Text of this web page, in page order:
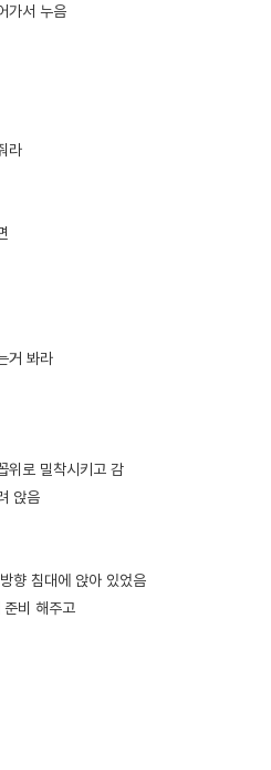
가서 누음
라
거 봐라
위로 밀착시키고 감
앉음
향 침대에 앉아 있었음
비 해주고